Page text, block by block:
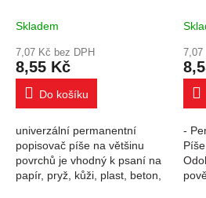
Skladem
7,07 Kč bez DPH
8,55 Kč
Do košíku
univerzální permanentní
popisovač píše na většinu
povrchů je vhodný k psaní na
papír, pryž, kůži, plast, beton,
7,07
-